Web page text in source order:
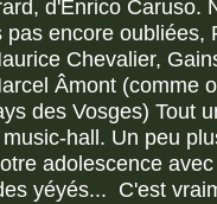
d'Enrico Caruso.
pas encore oubliées,
Chevalier,
Âmont (comme
des Vosges) Tout
hall. Un peu
adolescence
yéyés... C'est